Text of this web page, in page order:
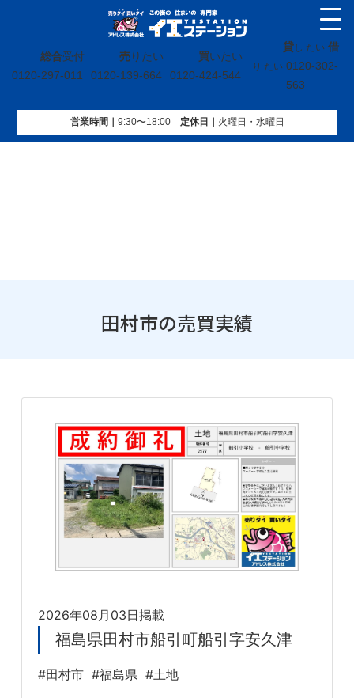
総合受付
0120-297-011
売りたい
0120-139-664
買いたい
0120-424-544
貸し たい 借
り たい 0120-302-
563
営業時間｜ 9:30〜18:00定休⽇｜ 火曜⽇・水曜⽇
イエステーション»売買実績»福島県»田村市
田村市の売買実績
2026年08月03日掲載
福島県田村市船引町船引字安久津
#田村市 #福島県 #土地